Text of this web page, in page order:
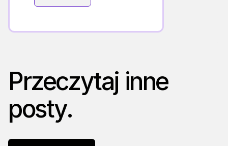
Przeczytaj inne
posty.